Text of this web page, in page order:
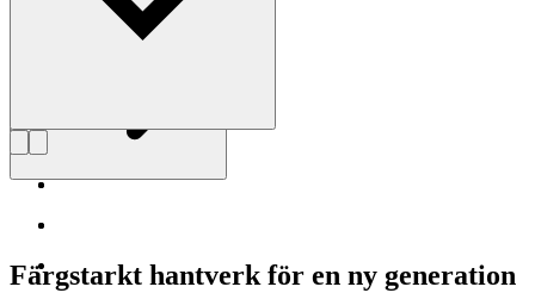
Färgstarkt hantverk för en ny generation